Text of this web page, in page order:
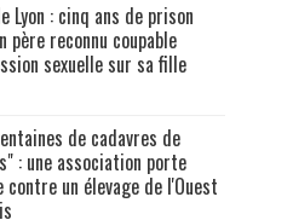
Lyon : cinq ans de prison
père reconnu coupable
sexuelle sur sa fille
de cadavres de
: une association porte
contre un élevage de l'Ouest